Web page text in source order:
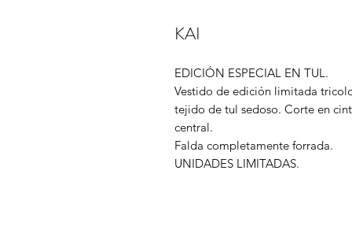
KAI
EDICIÓN ESPECIAL EN TUL.
Vestido de edición limitada
tejido de tul sedoso. Corte en
central.
Falda completamente forrada.
UNIDADES LIMITADAS.